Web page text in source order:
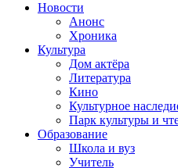
Новости
Анонс
Хроника
Культура
Дом актёра
Литература
Кино
Культурное
Парк культуры и
Образование
Школа и вуз
Учитель